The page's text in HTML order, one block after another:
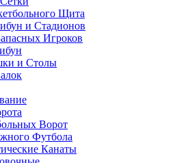
Щита
и Стадионов
Игроков
и Столы
Ворот
Футбола
Канаты